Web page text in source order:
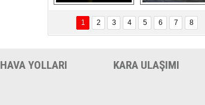
SEÇİL ÖZYANIK
Ne Değişti?
"Liman Kenti Aliağa"
Delta uçağına
yıldırım çarptı
Ford Focus RS
(2015)
1 2 3 4 5 6 7 8
HAVA YOLLARI KARA ULAŞIMI